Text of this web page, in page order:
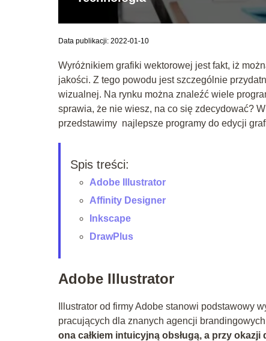
Data publikacji: 2022-01-10
Wyróżnikiem grafiki wektorowej jest fakt, iż
jakości. Z tego powodu jest szczególnie
wizualnej. Na rynku można znaleźć wiele
sprawia, że nie wiesz, na co się zdecydować?
przedstawimy najlepsze programy do edycji
Spis treści:
Adobe Illustrator
Affinity Designer
Inkscape
DrawPlus
Adobe Illustrator
Illustrator od firmy Adobe stanowi podstawowy
pracujących dla znanych agencji
ona całkiem intuicyjną obsługą, a przy